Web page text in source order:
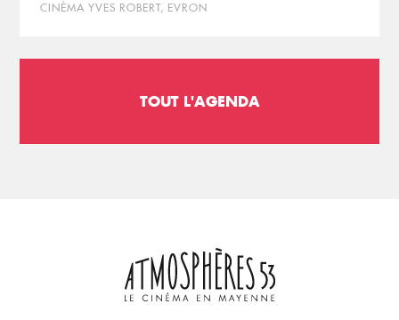
CINÉMA YVES ROBERT, EVRON
TOUT L'AGENDA